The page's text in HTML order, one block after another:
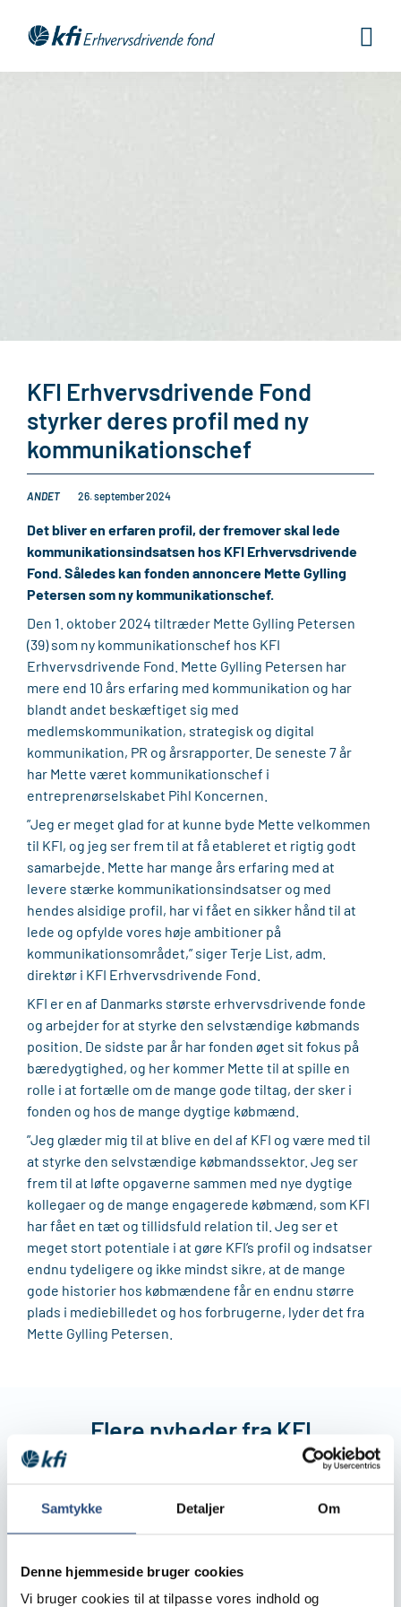
Samtykke Detaljer Om
Denne hjemmeside bruger cookies
Vi bruger cookies til at tilpasse vores indhold og
KFI Erhvervsdrivende Fond
styrker deres profil med ny
kommunikationschef
ANDET 26. september 2024
Det bliver en erfaren profil, der fremover skal lede
kommunikationsindsatsen hos KFI Erhvervsdrivende
Fond. Således kan fonden annoncere Mette Gylling
Petersen som ny kommunikationschef.
Den 1. oktober 2024 tiltræder Mette Gylling Petersen
(39) som ny kommunikationschef hos KFI
Erhvervsdrivende Fond. Mette Gylling Petersen har
mere end 10 års erfaring med kommunikation og har
blandt andet beskæftiget sig med
medlemskommunikation, strategisk og digital
kommunikation, PR og årsrapporter. De seneste 7 år
har Mette været kommunikationschef i
entreprenørselskabet Pihl Koncernen.
”Jeg er meget glad for at kunne byde Mette velkommen
til KFI, og jeg ser frem til at få etableret et rigtig godt
samarbejde. Mette har mange års erfaring med at
levere stærke kommunikationsindsatser og med
hendes alsidige profil, har vi fået en sikker hånd til at
lede og opfylde vores høje ambitioner på
kommunikationsområdet,” siger Terje List, adm.
direktør i KFI Erhvervsdrivende Fond.
KFI er en af Danmarks største erhvervsdrivende fonde
og arbejder for at styrke den selvstændige købmands
position. De sidste par år har fonden øget sit fokus på
bæredygtighed, og her kommer Mette til at spille en
rolle i at fortælle om de mange gode tiltag, der sker i
fonden og hos de mange dygtige købmænd.
”Jeg glæder mig til at blive en del af KFI og være med til
at styrke den selvstændige købmandssektor. Jeg ser
frem til at løfte opgaverne sammen med nye dygtige
kollegaer og de mange engagerede købmænd, som KFI
har fået en tæt og tillidsfuld relation til. Jeg ser et
meget stort potentiale i at gøre KFI’s profil og indsatser
endnu tydeligere og ikke mindst sikre, at de mange
gode historier hos købmændene får en endnu større
plads i mediebilledet og hos forbrugerne, lyder det fra
Mette Gylling Petersen.
Flere nyheder fra KFI